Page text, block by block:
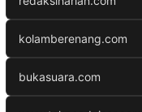
kolamberenang.com
bukasuara.com